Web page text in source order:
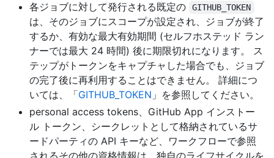
各ジョブに対して発行される既定の
GITHUB_TOKEN
は、そのジョブにスコープが設定され、ジョブが終了
するか、有効な最大有効期間 (セルフホステッド ラン
ナーでは最大 24 時間) 後に期限切れになります。 ス
テップがトークンをキャプチャした場合でも、ジョブ
の完了後に再利用することはできません。 詳細につ
いては、「GITHUB_TOKEN 」を参照してください。
personal access tokens、GitHub App インストー
ル トークン、シークレットとして格納されているサ
ードパーティの API キーなど、ワークフローで参照